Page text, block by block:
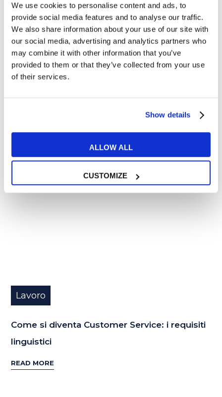
We use cookies to personalise content and ads, to
provide social media features and to analyse our traffic.
We also share information about your use of our site with
our social media, advertising and analytics partners who
may combine it with other information that you’ve
provided to them or that they’ve collected from your use
of their services.
Show details
ALLOW ALL
CUSTOMIZE
La storia dei 9 cocktail più
famosi al mondo
15 FEBBRAIO 2016
13
Lavoro
Come si diventa Customer Service: i requisiti
linguistici
READ MORE